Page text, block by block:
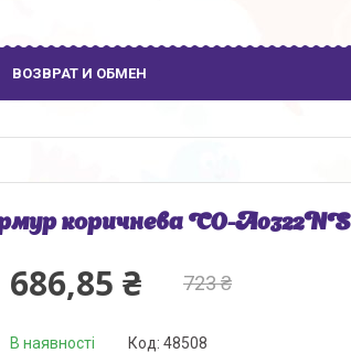
ВОЗВРАТ И ОБМЕН
коричнева CO-A0322NS
723 ₴
686,85 ₴
В наявності Код: 48508